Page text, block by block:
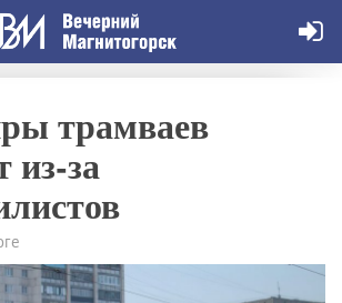
трамваев
из-за